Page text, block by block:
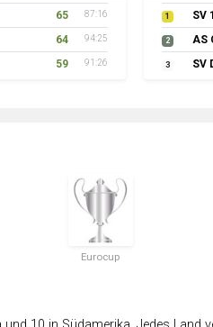
65 87:16
64 94:25
59 91:26
1 SV
2 AS
3 SV
Eurocup